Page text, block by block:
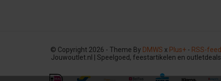
© Copyright 2026 - Theme By DMWS x Plus+ - RSS-feed
Jouwoutlet.nl | Speelgoed, feestartikelen en outletdeals